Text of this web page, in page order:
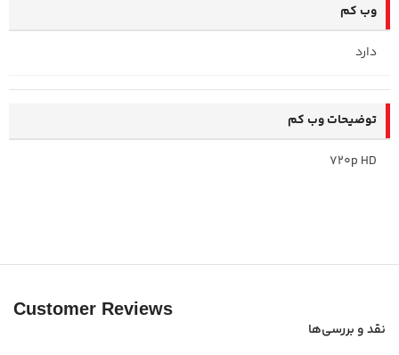
وب کم
دارد
توضیحات وب کم
720p HD
Customer Reviews
نقد و بررسی‌ها